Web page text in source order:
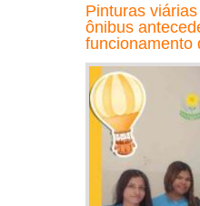
Pinturas
ônibus
funcionamento